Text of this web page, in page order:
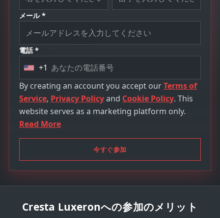
メール *
電話 *
U
n
i
t
e
t
a
t
s
+1
By creating an account you accept ourTerms of
Service, Privacy Policyand Cookie Policy. This
website serves as a marketing platform only.
Read More
今すぐ参加
Cresta Luxeronへの参加のメリット